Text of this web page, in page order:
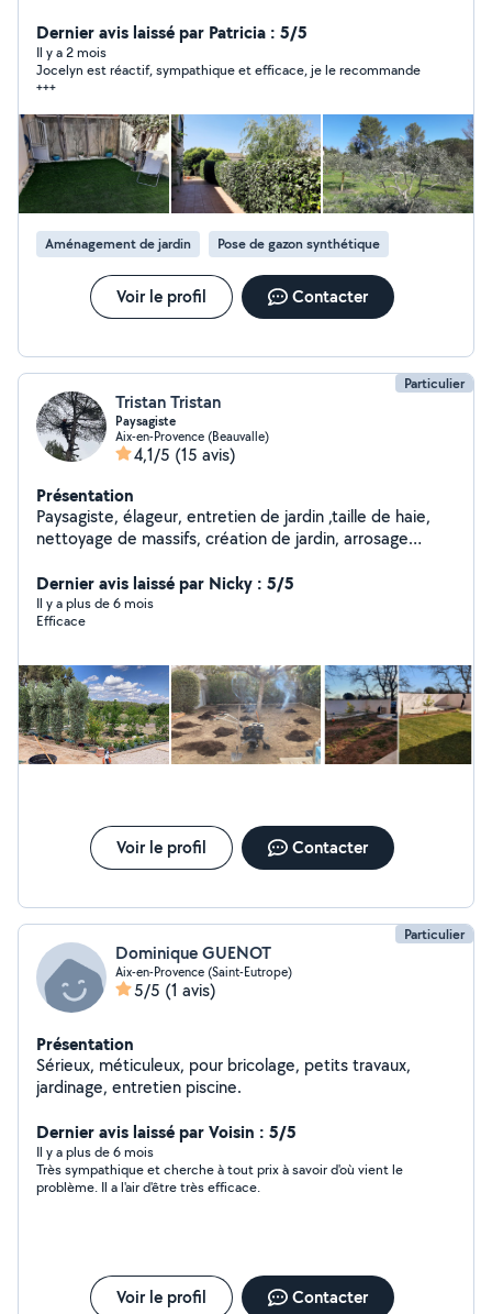
debroussaillage, tailles, clôtures, gazon synthétique....et
également bon bricoleur et ai d'autres cordes à mon
arc...
Dernier avis laissé par Patricia : 5/5
Il y a 2 mois
Jocelyn est réactif, sympathique et efficace, je le recommande
+++
Aménagement de jardin Pose de gazon synthétique
Voir le profil Contacter
Particulier
Tristan Tristan
Paysagiste
Aix-en-Provence (Beauvalle)
4,1/5 (15 avis)
Présentation
Paysagiste, élageur, entretien de jardin ,taille de haie,
nettoyage de massifs, création de jardin, arrosage
élagage Abbatage. -50% déductible de vos impôts.
Dernier avis laissé par Nicky : 5/5
Il y a plus de 6 mois
Efficace
Voir le profil Contacter
Particulier
Dominique GUENOT
Aix-en-Provence (Saint-Eutrope)
5/5 (1 avis)
Présentation
Sérieux, méticuleux, pour bricolage, petits travaux,
jardinage, entretien piscine.
Dernier avis laissé par Voisin : 5/5
Il y a plus de 6 mois
Très sympathique et cherche à tout prix à savoir d'où vient le
problème. Il a l'air d'être très efficace.
Voir le profil Contacter